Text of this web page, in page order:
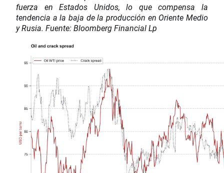
fuerza en Estados Unidos, lo que compensa la
tendencia a la baja de la producción en Oriente Medio
y Rusia. Fuente: Bloomberg Financial Lp